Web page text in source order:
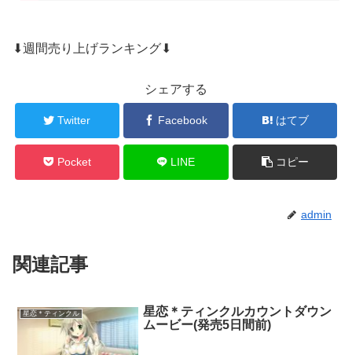
⬇週間売り上げランキング⬇
シェアする
Twitter Facebook はてブ
Pocket LINE コピー
admin
関連記事
星恋＊ティンクル
星恋＊ティンクルカウントダウン
ムービー(発売5日間前)